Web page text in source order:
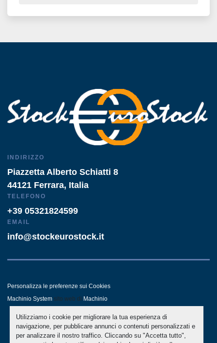
Utilizziamo i cookie per migliorare la tua esperienza di
navigazione, per pubblicare annunci o contenuti personalizzati e
per analizzare il nostro traffico. Cliccando su "Accetta tutto",
INDIRIZZO
Piazzetta Alberto Schiatti 8
44121 Ferrara, Italia
TELEFONO
+39 05321824599
EMAIL
info@stockeurostock.it
Personalizza le preferenze sui Cookies
Machinio System sito web di Machinio
- LINKEDIN - WHATSAPP